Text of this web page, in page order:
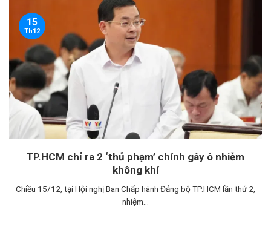
TP.HCM chỉ ra 2 ‘thủ phạm’ chính gây ô nhiễm
không khí
Chiều 15/12, tại Hội nghị Ban Chấp hành Đảng bộ TP.HCM lần thứ 2,
nhiệm...
15
Th12